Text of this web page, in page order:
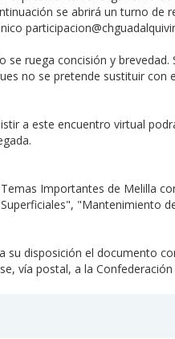
se abrirá un turno de
se ruega concisión y
no se pretende sustituir
a este encuentro virtual
Importantes de Melilla
"Mantenimiento
su disposición el documento
vía postal, a la